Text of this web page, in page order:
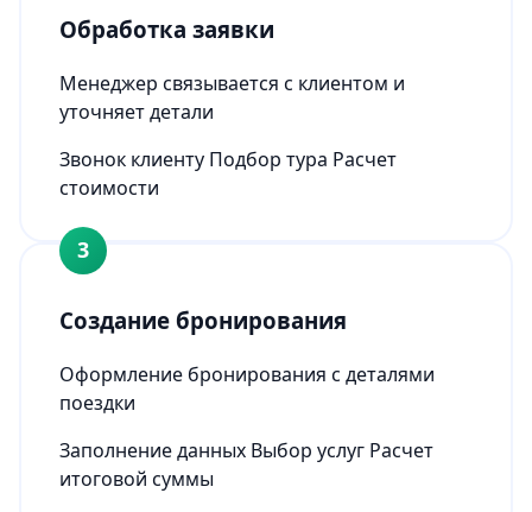
Обработка заявки
Менеджер связывается с клиентом и
уточняет детали
Звонок клиенту Подбор тура Расчет
стоимости
3
Создание бронирования
Оформление бронирования с деталями
поездки
Заполнение данных Выбор услуг Расчет
итоговой суммы